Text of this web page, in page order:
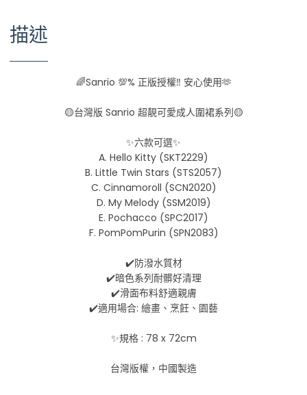
描述
🌈Sanrio 💯% 正版授權‼️ 安心使用🫶
🟡台灣版 Sanrio 超靚可愛成人圍裙系列🟡
✨六款可選✨
A. Hello Kitty (SKT2229)
B. Little Twin Stars (STS2057)
C. Cinnamoroll (SCN2020)
D. My Melody (SSM2019)
E. Pochacco (SPC2017)
F. PomPomPurin (SPN2083)
✔️防潑水質材
✔️暗色系列耐髒好清理
✔️滑面布料舒適親膚
✔️適用場合: 繪畫、烹飪、園藝
✨規格 : 78 x 72cm
台灣版權，中國製造